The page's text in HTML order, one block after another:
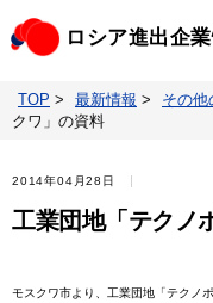
ロシア進出企
TOP
ビジネスニュースクリップ
TOP > 最新情報 > その他
クワ」の資料
2014年04月28日
工業団地「テクノ
モスクワ市より、工業団地「テクノ